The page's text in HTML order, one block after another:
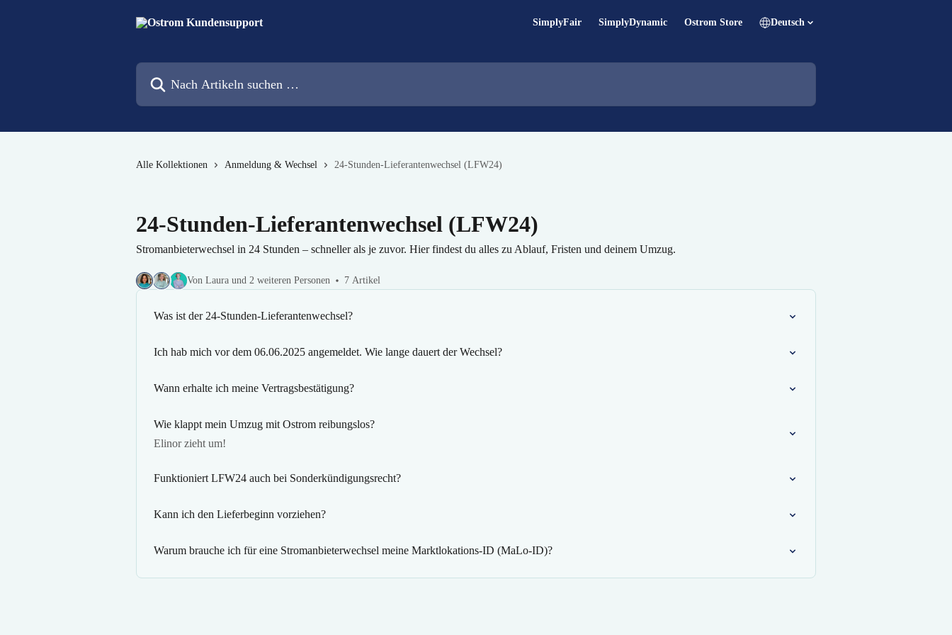
SimplyFair SimplyDynamic Ostrom Store Deutsch
Alle Kollektionen Anmeldung & Wechsel 24-Stunden-Lieferantenwechsel (LFW24)
24-Stunden-Lieferantenwechsel (LFW24)
Stromanbieterwechsel in 24 Stunden – schneller als je zuvor. Hier findest du alles zu Ablauf, Fristen und deinem Umzug.
Von Laura und 2 weiteren Personen 7 Artikel
Was ist der 24-Stunden-Lieferantenwechsel?
Ich hab mich vor dem 06.06.2025 angemeldet. Wie lange dauert der Wechsel?
Wann erhalte ich meine Vertragsbestätigung?
Wie klappt mein Umzug mit Ostrom reibungslos?
Elinor zieht um!
Funktioniert LFW24 auch bei Sonderkündigungsrecht?
Kann ich den Lieferbeginn vorziehen?
Warum brauche ich für eine Stromanbieterwechsel meine Marktlokations-ID (MaLo-ID)?